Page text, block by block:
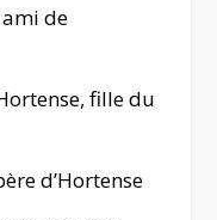
de
fille du
d’Hortense